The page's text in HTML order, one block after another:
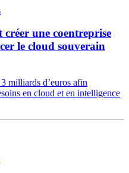
une coentreprise
le cloud souverain
milliards d’euros afin
en cloud et en intelligence